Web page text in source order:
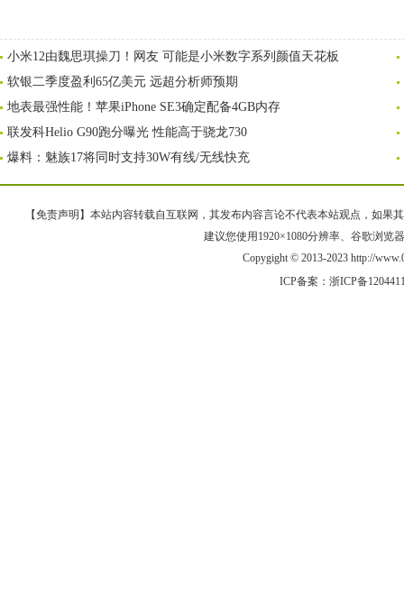
小米12由魏思琪操刀！网友 可能是小米数字系列颜值天花板
软银二季度盈利65亿美元 远超分析师预期
地表最强性能！苹果iPhone SE3确定配备4GB内存
联发科Helio G90跑分曝光 性能高于骁龙730
爆料：魅族17将同时支持30W有线/无线快充
【免责声明】本站内容转载自互联网，其发布内容言论不代表本站观点，如果
建议您使用1920×1080分辨率、谷歌浏览
Copygight © 2013-2023 http://
ICP备案： 浙ICP备